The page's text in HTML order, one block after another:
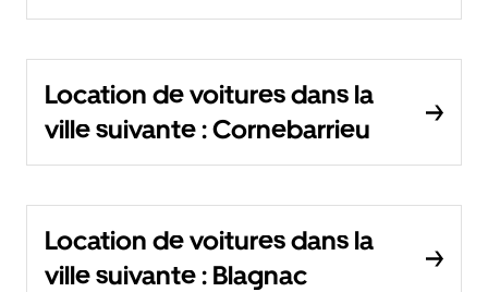
Location de voitures dans la
ville suivante : Cornebarrieu
Location de voitures dans la
ville suivante : Blagnac